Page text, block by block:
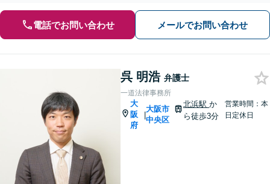
電話でお問い合わせ メールでお問い合わせ
呉 明浩 弁護士
一道法律事務所
大
阪
府
|
大阪市
中央区
北浜駅 か
ら徒歩3分
営業時間：本
日定休日